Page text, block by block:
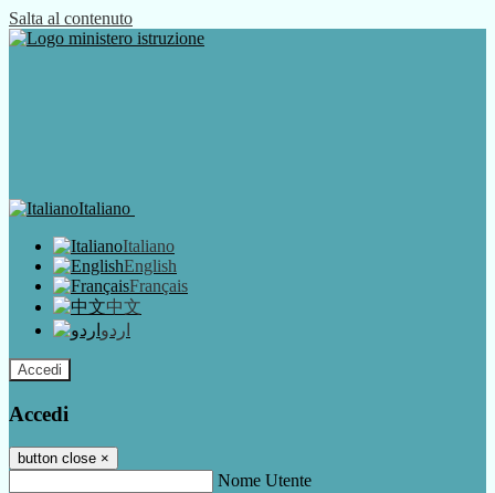
Salta al contenuto
Italiano
Italiano
English
Français
中文
اردو
Accedi
Accedi
button close ×
Nome Utente